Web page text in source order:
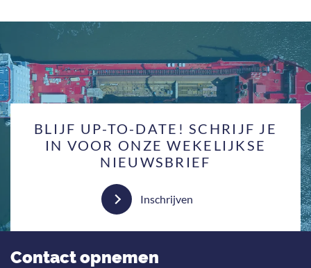
BLIJF UP-TO-DATE! SCHRIJF JE
IN VOOR ONZE WEKELIJKSE
NIEUWSBRIEF
Inschrijven
Contact opnemen